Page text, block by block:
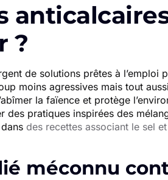
?
de solutions prêtes à l’emploi
moins agressives mais tout
la faïence et protège
des pratiques inspirées des
des recettes associant le sel
méconnu